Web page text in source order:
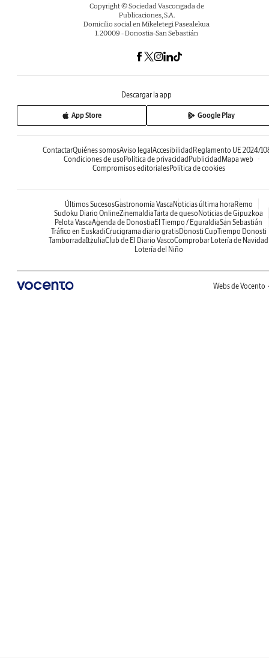
Copyright © Sociedad Vascongada de
Publicaciones, S.A.
Domicilio social en Mikeletegi Pasealekua
1. 20009 - Donostia-San Sebastián
Descargar la app
App Store Google Play
ContactarQuiénes somosAviso legalAccesibilidadReglamento UE 2024/
Condiciones de usoPolítica de privacidadPublicidadMapa web
Compromisos editorialesPolítica de cookies
Últimos SucesosGastronomía VascaNoticias última horaRemo
Sudoku Diario OnlineZinemaldiaTarta de quesoNoticias de Gipuzkoa
Pelota VascaAgenda de DonostiaEl Tiempo / EguraldiaSan Sebastián
Tráfico en EuskadiCrucigrama diario gratisDonosti CupTiempo Donosti
TamborradaItzuliaClub de El Diario VascoComprobar Lotería de Navidad
Lotería del Niño
Webs de Vocento